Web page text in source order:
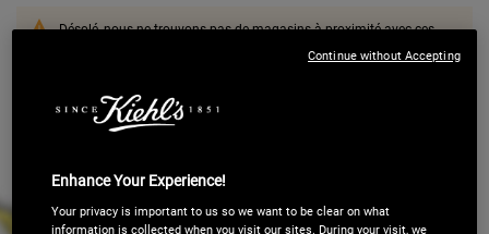
Désolé, nous ne trouvons pas de magasins à proximité avec ces
Enhance Your Experience!
Your privacy is important to us so we want to be clear on what
information is collected when you visit our sites. During your visit, we
Continue without Accepting